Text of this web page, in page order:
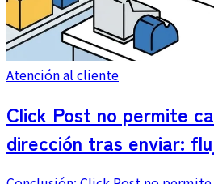
Atención al cliente
Click Post no permite
dirección tras enviar:
devolución, reclamación